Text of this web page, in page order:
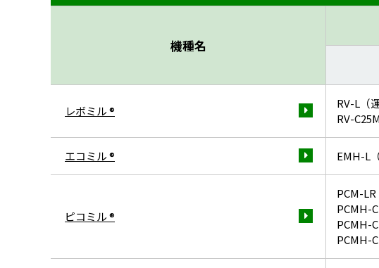
機種名
レボミル ®
RV-L（
RV-
エコミル ® EMH-L
ピコミル ®
PCM-LR
PCMH-
PCMH-
PCMH-